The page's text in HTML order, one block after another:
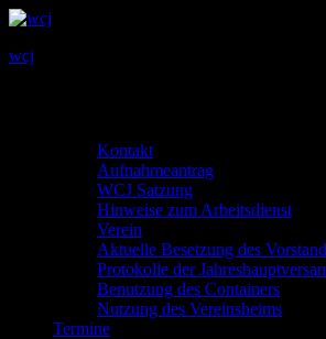
wcj
Kontakt
Aufnahmeantrag
WCJ Satzung
Hinweise zum Arbeitsdienst
Verein
Aktuelle Besetzung des
Protokolle der
Benutzung des Containers
Nutzung des Vereinsheims
Termine